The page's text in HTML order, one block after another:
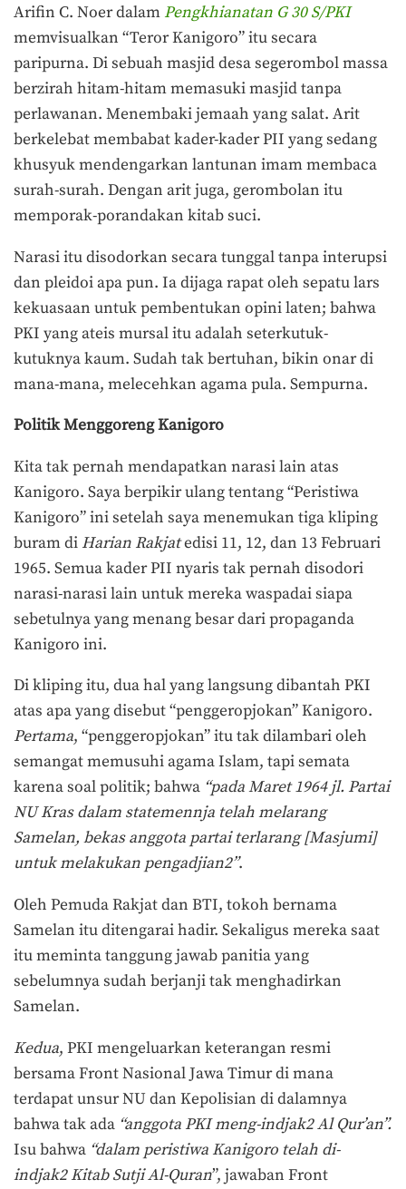
Arifin C. Noer dalam Pengkhianatan G 30 S/PKI
memvisualkan “Teror Kanigoro” itu secara
paripurna. Di sebuah masjid desa segerombol massa
berzirah hitam-hitam memasuki masjid tanpa
perlawanan. Menembaki jemaah yang salat. Arit
berkelebat membabat kader-kader PII yang sedang
khusyuk mendengarkan lantunan imam membaca
surah-surah. Dengan arit juga, gerombolan itu
memporak-porandakan kitab suci.
Narasi itu disodorkan secara tunggal tanpa interupsi
dan pleidoi apa pun. Ia dijaga rapat oleh sepatu lars
kekuasaan untuk pembentukan opini laten; bahwa
PKI yang ateis mursal itu adalah seterkutuk-
kutuknya kaum. Sudah tak bertuhan, bikin onar di
mana-mana, melecehkan agama pula. Sempurna.
Politik Menggoreng Kanigoro
Kita tak pernah mendapatkan narasi lain atas
Kanigoro. Saya berpikir ulang tentang “Peristiwa
Kanigoro” ini setelah saya menemukan tiga kliping
buram di Harian Rakjatedisi 11, 12, dan 13 Februari
1965. Semua kader PII nyaris tak pernah disodori
narasi-narasi lain untuk mereka waspadai siapa
sebetulnya yang menang besar dari propaganda
Kanigoro ini.
Di kliping itu, dua hal yang langsung dibantah PKI
atas apa yang disebut “penggeropjokan” Kanigoro.
Pertama, “penggeropjokan” itu tak dilambari oleh
semangat memusuhi agama Islam, tapi semata
karena soal politik; bahwa “pada Maret 1964 jl. Partai
NU Kras dalam statemennja telah melarang
Samelan, bekas anggota partai terlarang [Masjumi]
untuk melakukan pengadjian2”.
Oleh Pemuda Rakjat dan BTI, tokoh bernama
Samelan itu ditengarai hadir. Sekaligus mereka saat
itu meminta tanggung jawab panitia yang
sebelumnya sudah berjanji tak menghadirkan
Samelan.
Kedua, PKI mengeluarkan keterangan resmi
bersama Front Nasional Jawa Timur di mana
terdapat unsur NU dan Kepolisian di dalamnya
bahwa tak ada “anggota PKI meng-indjak2 Al Qur’an”.
Isu bahwa “dalam peristiwa Kanigoro telah di-
indjak2 Kitab Sutji Al-Quran”, jawaban Front